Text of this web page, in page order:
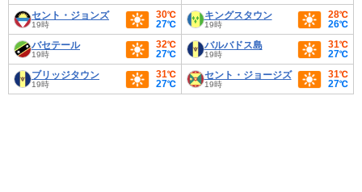
セント・ジョンズ
19時
30℃
27℃
キングスタウン
19時
28℃
26℃
バセテール
19時
32℃
27℃
バルバドス島
19時
31℃
27℃
ブリッジタウン
19時
31℃
27℃
セント・ジョージズ
19時
31℃
27℃